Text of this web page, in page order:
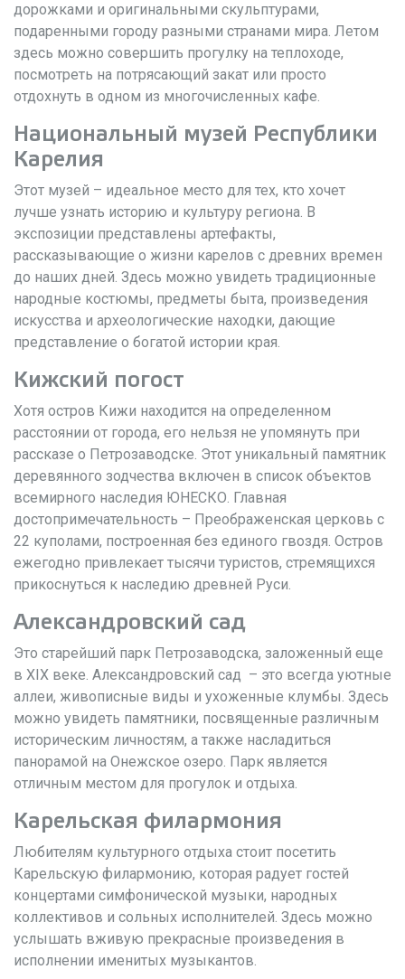
дорожками и оригинальными скульптурами,
подаренными городу разными странами мира. Летом
здесь можно совершить прогулку на теплоходе,
посмотреть на потрясающий закат или просто
отдохнуть в одном из многочисленных кафе.
Национальный музей Республики
Карелия
Этот музей – идеальное место для тех, кто хочет
лучше узнать историю и культуру региона. В
экспозиции представлены артефакты,
рассказывающие о жизни карелов с древних времен
до наших дней. Здесь можно увидеть традиционные
народные костюмы, предметы быта, произведения
искусства и археологические находки, дающие
представление о богатой истории края.
Кижский погост
Хотя остров Кижи находится на определенном
расстоянии от города, его нельзя не упомянуть при
рассказе о Петрозаводске. Этот уникальный памятник
деревянного зодчества включен в список объектов
всемирного наследия ЮНЕСКО. Главная
достопримечательность – Преображенская церковь с
22 куполами, построенная без единого гвоздя. Остров
ежегодно привлекает тысячи туристов, стремящихся
прикоснуться к наследию древней Руси.
Александровский сад
Это старейший парк Петрозаводска, заложенный еще
в XIX веке. Александровский сад – это всегда уютные
аллеи, живописные виды и ухоженные клумбы. Здесь
можно увидеть памятники, посвященные различным
историческим личностям, а также насладиться
панорамой на Онежское озеро. Парк является
отличным местом для прогулок и отдыха.
Карельская филармония
Любителям культурного отдыха стоит посетить
Карельскую филармонию, которая радует гостей
концертами симфонической музыки, народных
коллективов и сольных исполнителей. Здесь можно
услышать вживую прекрасные произведения в
исполнении именитых музыкантов.